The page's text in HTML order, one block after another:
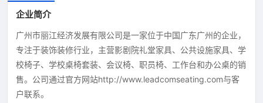
企业简介
广州市丽江经济发展有限公司是一家位于中国广东广州的企业，
专注于装饰装修行业，主营影剧院礼堂家具、公共设施家具、学
校椅子、学校桌椅套装、会议椅、职员椅、工作台和办公桌的销
售。公司通过官方网站http://www.leadcomseating.com与客
户联系。